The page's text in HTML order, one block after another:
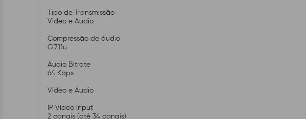
Tipo de Transmissão
Video e Audio
Compressão de áudio
G.711u
Áudio Bitrate
64 Kbps
Vídeo e Áudio
IP Vídeo Input
2 canais (até 34 canais)